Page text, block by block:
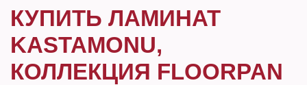
КУПИТЬ ЛАМИНАТ
KASTAMONU,
КОЛЛЕКЦИЯ FLOORPAN